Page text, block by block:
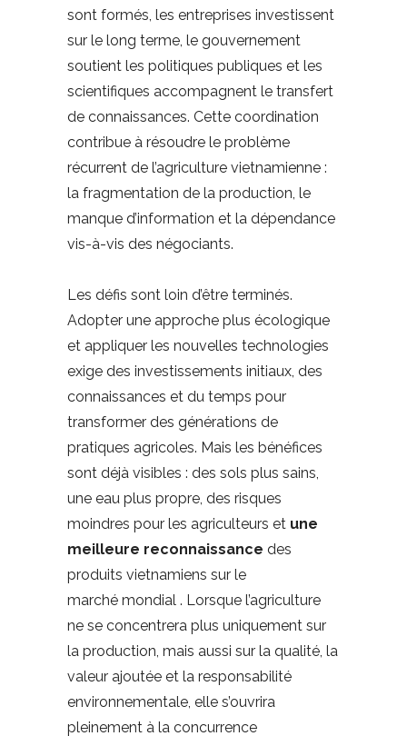
sont formés, les entreprises investissent
sur le long terme, le gouvernement
soutient les politiques publiques et les
scientifiques accompagnent le transfert
de connaissances. Cette coordination
contribue à résoudre le problème
récurrent de l’agriculture vietnamienne :
la fragmentation de la production, le
manque d’information et la dépendance
vis-à-vis des négociants.
Les défis sont loin d’être terminés.
Adopter une approche plus écologique
et appliquer les nouvelles technologies
exige des investissements initiaux, des
connaissances et du temps pour
transformer des générations de
pratiques agricoles. Mais les bénéfices
sont déjà visibles : des sols plus sains,
une eau plus propre, des risques
moindres pour les agriculteurs et une
meilleure reconnaissance des
produits vietnamiens sur le
marché mondial . Lorsque l’agriculture
ne se concentrera plus uniquement sur
la production, mais aussi sur la qualité, la
valeur ajoutée et la responsabilité
environnementale, elle s’ouvrira
pleinement à la concurrence